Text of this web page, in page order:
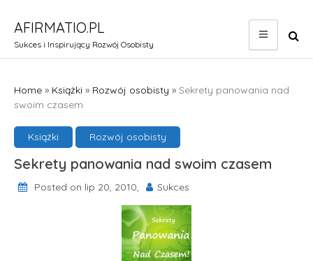
content
AFIRMATIO.PL
Sukces i Inspirujący Rozwój Osobisty
Home » Książki » Rozwój osobisty » Sekrety panowania nad
swoim czasem
Książki Rozwój osobisty
Sekrety panowania nad swoim czasem
Posted on lip 20, 2010, Sukces